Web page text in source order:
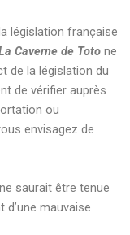
législation française
Caverne de Toto ne
de la législation du
de vérifier auprès
ou
envisagez de
ne saurait être tenue
mauvaise